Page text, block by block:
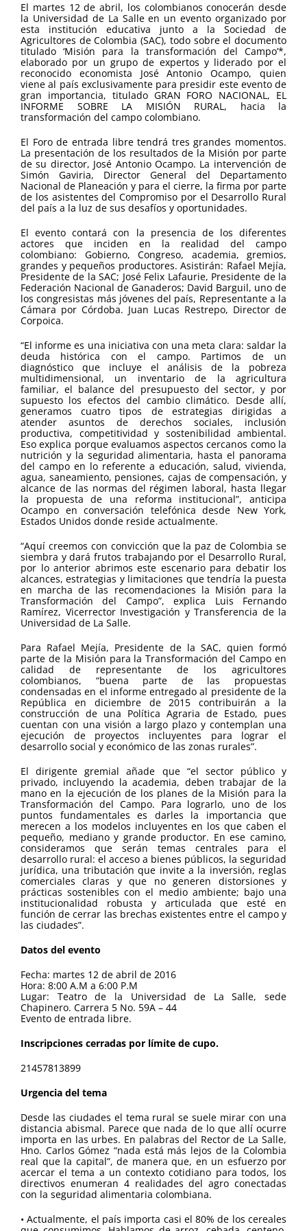
El martes 12 de abril, los colombianos conocerán desde
la Universidad de La Salle en un evento organizado por
esta institución educativa junto a la Sociedad de
Agricultores de Colombia (SAC), todo sobre el documento
titulado ‘Misión para la transformación del Campo’*,
elaborado por un grupo de expertos y liderado por el
reconocido economista José Antonio Ocampo, quien
viene al país exclusivamente para presidir este evento de
gran importancia, titulado GRAN FORO NACIONAL, EL
INFORME SOBRE LA MISIÓN RURAL, hacia la
transformación del campo colombiano.
El Foro de entrada libre tendrá tres grandes momentos.
La presentación de los resultados de la Misión por parte
de su director, José Antonio Ocampo. La intervención de
Simón Gaviria, Director General del Departamento
Nacional de Planeación y para el cierre, la firma por parte
de los asistentes del Compromiso por el Desarrollo Rural
del país a la luz de sus desafíos y oportunidades.
El evento contará con la presencia de los diferentes
actores que inciden en la realidad del campo
colombiano: Gobierno, Congreso, academia, gremios,
grandes y pequeños productores. Asistirán: Rafael Mejía,
Presidente de la SAC; José Felix Lafaurie, Presidente de la
Federación Nacional de Ganaderos; David Barguil, uno de
los congresistas más jóvenes del país, Representante a la
Cámara por Córdoba. Juan Lucas Restrepo, Director de
Corpoica.
“El informe es una iniciativa con una meta clara: saldar la
deuda histórica con el campo. Partimos de un
diagnóstico que incluye el análisis de la pobreza
multidimensional, un inventario de la agricultura
familiar, el balance del presupuesto del sector, y por
supuesto los efectos del cambio climático. Desde allí,
generamos cuatro tipos de estrategias dirigidas a
atender asuntos de derechos sociales, inclusión
productiva, competitividad y sostenibilidad ambiental.
Eso explica porque evaluamos aspectos cercanos como la
nutrición y la seguridad alimentaria, hasta el panorama
del campo en lo referente a educación, salud, vivienda,
agua, saneamiento, pensiones, cajas de compensación, y
alcance de las normas del régimen laboral, hasta llegar
la propuesta de una reforma institucional”, anticipa
Ocampo en conversación telefónica desde New York,
Estados Unidos donde reside actualmente.
“Aquí creemos con convicción que la paz de Colombia se
siembra y dará frutos trabajando por el Desarrollo Rural,
por lo anterior abrimos este escenario para debatir los
alcances, estrategias y limitaciones que tendría la puesta
en marcha de las recomendaciones la Misión para la
Transformación del Campo”, explica Luis Fernando
Ramírez, Vicerrector Investigación y Transferencia de la
Universidad de La Salle.
Para Rafael Mejía, Presidente de la SAC, quien formó
parte de la Misión para la Transformación del Campo en
calidad de representante de los agricultores
colombianos, “buena parte de las propuestas
condensadas en el informe entregado al presidente de la
República en diciembre de 2015 contribuirán a la
construcción de una Política Agraria de Estado, pues
cuentan con una visión a largo plazo y contemplan una
ejecución de proyectos incluyentes para lograr el
desarrollo social y económico de las zonas rurales”.
El dirigente gremial añade que “el sector público y
privado, incluyendo la academia, deben trabajar de la
mano en la ejecución de los planes de la Misión para la
Transformación del Campo. Para lograrlo, uno de los
puntos fundamentales es darles la importancia que
merecen a los modelos incluyentes en los que caben el
pequeño, mediano y grande productor. En ese camino,
consideramos que serán temas centrales para el
desarrollo rural: el acceso a bienes públicos, la seguridad
jurídica, una tributación que invite a la inversión, reglas
comerciales claras y que no generen distorsiones y
prácticas sostenibles con el medio ambiente; bajo una
institucionalidad robusta y articulada que esté en
función de cerrar las brechas existentes entre el campo y
las ciudades”.
Datos del evento
Fecha: martes 12 de abril de 2016
Hora: 8:00 A.M a 6:00 P.M
Lugar: Teatro de la Universidad de La Salle, sede
Chapinero. Carrera 5 No. 59A – 44
Evento de entrada libre.
Inscripciones cerradas por límite de cupo.
21457813899
Urgencia del tema
Desde las ciudades el tema rural se suele mirar con una
distancia abismal. Parece que nada de lo que allí ocurre
importa en las urbes. En palabras del Rector de La Salle,
Hno. Carlos Gómez “nada está más lejos de la Colombia
real que la capital”, de manera que, en un esfuerzo por
acercar el tema a un contexto cotidiano para todos, los
directivos enumeran 4 realidades del agro conectadas
con la seguridad alimentaria colombiana.
• Actualmente, el país importa casi el 80% de los cereales